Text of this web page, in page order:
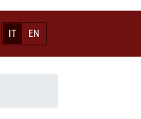
IT EN